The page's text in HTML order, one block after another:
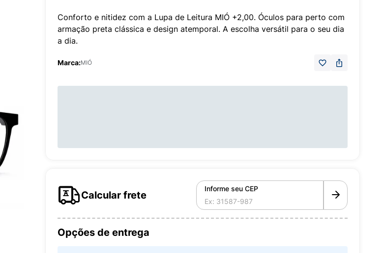
Conforto e nitidez com a Lupa de Leitura MIÓ +2,00. Óculos para perto com
armação preta clássica e design atemporal. A escolha versátil para o seu dia
a dia.
Marca:MIÓ
Calcular frete
Informe seu CEP
Opções de entrega